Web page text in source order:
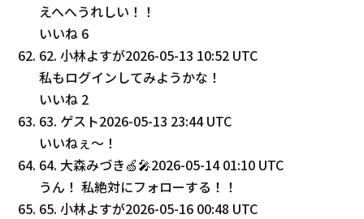
えへへうれしい！！
いいね 6
62. 小林よすが2026-05-13 10:52 UTC
私もログインしてみようかな！
いいね 2
63. ゲスト2026-05-13 23:44 UTC
いいねぇ〜！
64. 大森みづき🍏🎤2026-05-14 01:10 UTC
うん！ 私絶対にフォローする！！
65. 小林よすが2026-05-16 00:48 UTC